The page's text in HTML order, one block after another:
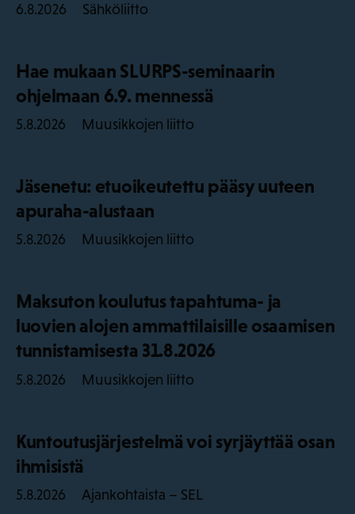
6.8.2026 Sähköliitto
Hae mukaan SLURPS-seminaarin
ohjelmaan 6.9. mennessä
5.8.2026 Muusikkojen liitto
Jäsenetu: etuoikeutettu pääsy uuteen
apuraha-alustaan
5.8.2026 Muusikkojen liitto
Maksuton koulutus tapahtuma- ja
luovien alojen ammattilaisille osaamisen
tunnistamisesta 31.8.2026
5.8.2026 Muusikkojen liitto
Kuntoutusjärjestelmä voi syrjäyttää osan
ihmisistä
5.8.2026 Ajankohtaista – SEL